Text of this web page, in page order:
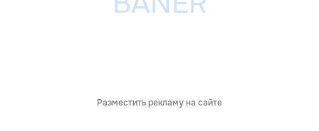
Разместить рекламу на сайте